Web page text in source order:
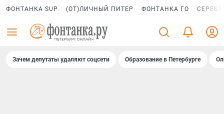
ФОНТАНКА SUP (ОТ)ЛИЧНЫЙ ПИТЕР ФОНТАНКА ГО
Зачем депутаты удаляют соцсети Образование в Петербурге